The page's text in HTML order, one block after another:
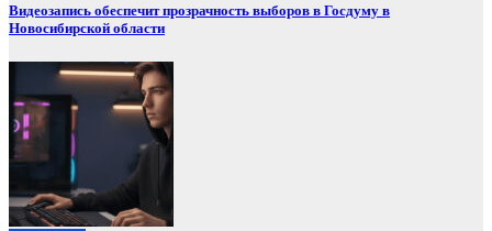
Видеозапись обеспечит прозрачность выборов в Госдуму в
Новосибирской области